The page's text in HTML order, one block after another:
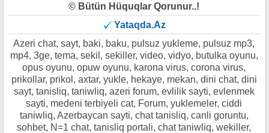
© Bütün Hüquqlar Qorunur..!
Yataqda.Az
Azeri chat, sayt, baki, baku, pulsuz yukleme, pulsuz mp3,
mp4, 3ge, tema, sekil, sekiller, video, vidyo, butulka oyunu,
opus oyunu, opuw oyunu, karona virus, corona virus,
prikollar, prikol, axtar, yukle, hekaye, mekan, dini chat, dini
sayt, tanisliq, taniwliq, azeri forum, evlilik sayti, evlenmek
sayti, medeni terbiyeli cat, Forum, yuklemeler, ciddi
taniwliq, Azerbaycan sayti, chat tanisliq, canli goruntu,
sohbet, N=1 chat, tanisliq portali, chat taniwliq, wekiller,